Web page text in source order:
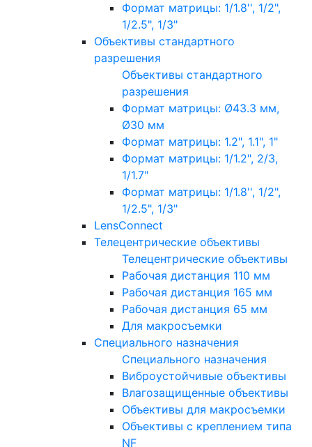
Формат матрицы: 1/1.8'', 1/2",
1/2.5", 1/3"
Объективы стандартного
разрешения
Объективы стандартного
разрешения
Формат матрицы: Ø43.3 мм,
Ø30 мм
Формат матрицы: 1.2", 1.1", 1"
Формат матрицы: 1/1.2", 2/3,
1/1.7"
Формат матрицы: 1/1.8'', 1/2",
1/2.5", 1/3"
LensConnect
Телецентрические объективы
Телецентрические объективы
Рабочая дистанция 110 мм
Рабочая дистанция 165 мм
Рабочая дистанция 65 мм
Для макросъемки
Специального назначения
Специального назначения
Виброустойчивые объективы
Влагозащищенные объективы
Объективы для макросъемки
Объективы с креплением типа
NF